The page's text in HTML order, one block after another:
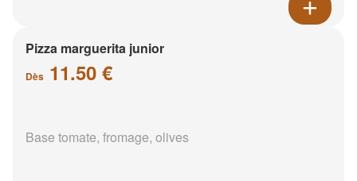
Pizza marguerita junior
Dès 11.50 €
Base tomate, fromage, olives